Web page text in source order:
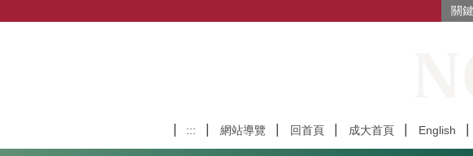
:::
網站導覽 回首頁 成大首頁 English